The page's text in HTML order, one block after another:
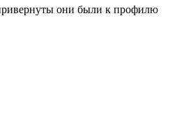
они были к профилю